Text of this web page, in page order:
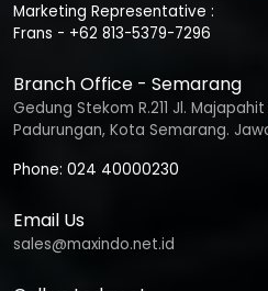
Marketing Representative :
Frans - +62 813-5379-7296
Branch Office - Semarang
Gedung Stekom R.211 Jl.
Padurungan, Kota Semarang.
Phone: 024 40000230
Email Us
sales@maxindo.net.id